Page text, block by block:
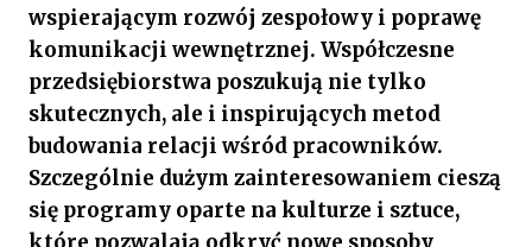
wspierającym rozwój zespołowy i poprawę
komunikacji wewnętrznej. Współczesne
przedsiębiorstwa poszukują nie tylko
skutecznych, ale i inspirujących metod
budowania relacji wśród pracowników.
Szczególnie dużym zainteresowaniem cieszą
się programy oparte na kulturze i sztuce,
które pozwalają odkryć nowe sposoby